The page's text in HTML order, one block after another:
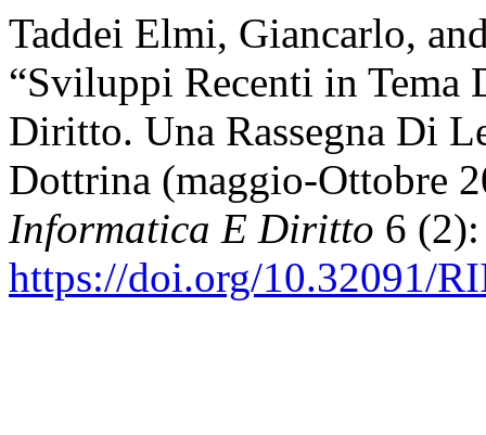
Taddei Elmi, Giancarlo,
“Sviluppi Recenti in
Diritto. Una Rassegna Di
Dottrina (maggio-Ottobre
Informatica E Diritto 6
https://doi.org/10.32091/